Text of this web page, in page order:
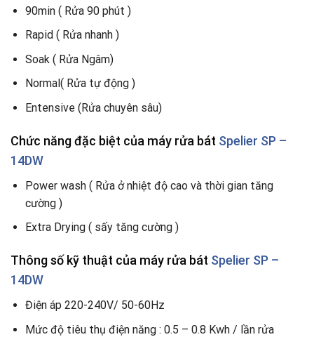
90min ( Rửa 90 phút )
Rapid ( Rửa nhanh )
Soak ( Rửa Ngâm)
Normal( Rửa tự động )
Entensive (Rửa chuyên sâu)
Chức năng đặc biệt của máy rửa bát Spelier SP –
14DW
Power wash ( Rửa ở nhiệt độ cao và thời gian tăng
cường )
Extra Drying ( sấy tăng cường )
Thông số kỹ thuật của máy rửa bát Spelier SP –
14DW
Điện áp 220-240V/ 50-60Hz
Mức độ tiêu thụ điện năng : 0.5 – 0.8 Kwh / lần rửa